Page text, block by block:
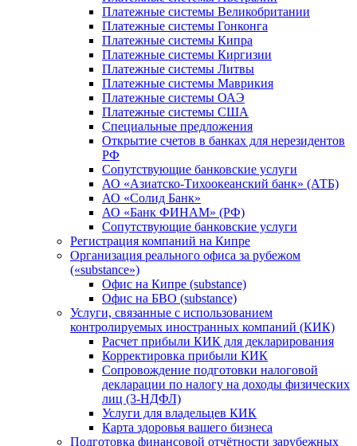
Платежные системы Великобритании
Платежные системы Гонконга
Платежные системы Кипра
Платежные системы Киргизии
Платежные системы Литвы
Платежные системы Маврикия
Платежные системы ОАЭ
Платежные системы США
Специальные предложения
Открытие счетов в банках для нерезидентов
РФ
Сопутствующие банковские услуги
АО «Азиатско-Тихоокеанский банк» (АТБ)
АО «Солид Банк»
АО «Банк ФИНАМ» (РФ)
Сопутствующие банковские услуги
Регистрация компаний на Кипре
Организация реального офиса за рубежом
(«substance»)
Офис на Кипре (substance)
Офис на БВО (substance)
Услуги, связанные с использованием
контролируемых иностранных компаний (КИК)
Расчет прибыли КИК для декларирования
Корректировка прибыли КИК
Сопровождение подготовки налоговой
декларации по налогу на доходы физических
лиц (3-НДФЛ)
Услуги для владельцев КИК
Карта здоровья вашего бизнеса
Подготовка финансовой отчётности зарубежных